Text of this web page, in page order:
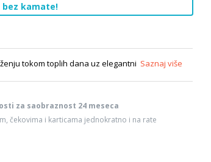
bez kamate!
tokom toplih dana uz elegantni Saznaj više
za saobraznost 24 meseca
čekovima i karticama jednokratno i na rate